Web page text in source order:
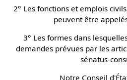
2° Les fonctions et emplois
peuvent être
3° Les formes dans
demandes prévues par les
sénatus-
Notre Conseil